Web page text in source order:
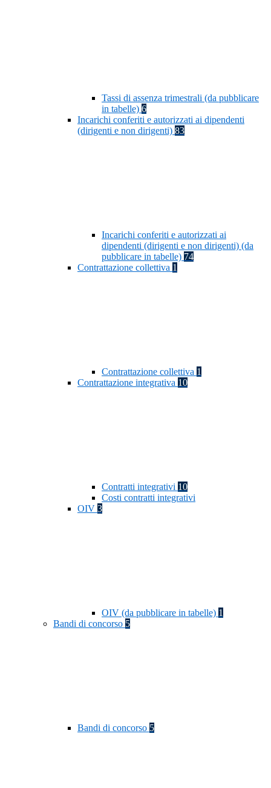
Tassi di assenza trimestrali (da pubblicare
in tabelle) 6
Incarichi conferiti e autorizzati ai dipendenti
(dirigenti e non dirigenti) 83
Incarichi conferiti e autorizzati ai
dipendenti (dirigenti e non dirigenti) (da
pubblicare in tabelle) 74
Contrattazione collettiva 1
Contrattazione collettiva 1
Contrattazione integrativa 10
Contratti integrativi 10
Costi contratti integrativi
OIV 3
OIV (da pubblicare in tabelle) 1
Bandi di concorso 5
Bandi di concorso 5